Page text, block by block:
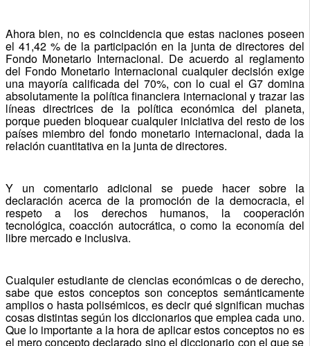
Ahora bien, no es coincidencia que estas naciones poseen
el 41,42 % de la participación en la junta de directores del
Fondo Monetario Internacional. De acuerdo al reglamento
del Fondo Monetario Internacional cualquier decisión exige
una mayoría calificada del 70%, con lo cual el G7 domina
absolutamente la política financiera internacional y trazar las
líneas directrices de la política económica del planeta,
porque pueden bloquear cualquier iniciativa del resto de los
países miembro del fondo monetario internacional, dada la
relación cuantitativa en la junta de directores.
Y un comentario adicional se puede hacer sobre la
declaración acerca de la promoción de la democracia, el
respeto a los derechos humanos, la cooperación
tecnológica, coacción autocrática, o como la economía del
libre mercado e inclusiva.
Cualquier estudiante de ciencias económicas o de derecho,
sabe que estos conceptos son conceptos semánticamente
amplios o hasta polisémicos, es decir qué significan muchas
cosas distintas según los diccionarios que emplea cada uno.
Que lo importante a la hora de aplicar estos conceptos no es
el mero concepto declarado sino el diccionario con el que se